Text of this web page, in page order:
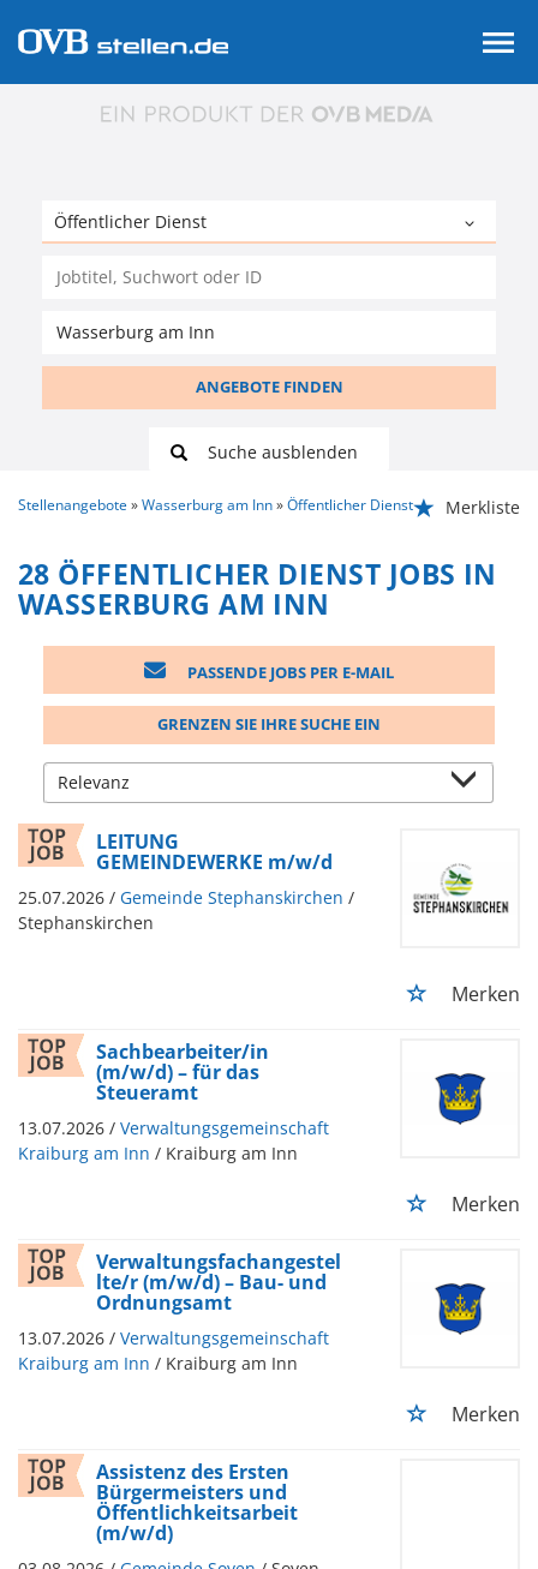
ANGEBOTE FINDEN
Suche ausblenden
Stellenangebote Wasserburg am Inn Öffentlicher Dienst Merkliste
28 ÖFFENTLICHER DIENST JOBS IN
WASSERBURG AM INN
PASSENDE JOBS PER E-MAIL
GRENZEN SIE IHRE SUCHE EIN
LEITUNG
GEMEINDEWERKE m/w/d
25.07.2026 / Gemeinde Stephanskirchen /
Stephanskirchen
Merken
Sachbearbeiter/in
(m/w/d) – für das
Steueramt
13.07.2026 / Verwaltungsgemeinschaft
Kraiburg am Inn / Kraiburg am Inn
Merken
Verwaltungsfachangestel
lte/r (m/w/d) – Bau- und
Ordnungsamt
13.07.2026 / Verwaltungsgemeinschaft
Kraiburg am Inn / Kraiburg am Inn
Merken
Assistenz des Ersten
Bürgermeisters und
Öffentlichkeitsarbeit
(m/w/d)